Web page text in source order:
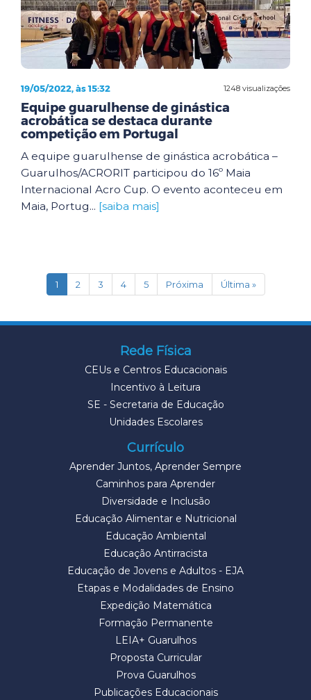
1248 visualizações
19/05/2022, às 15:32
Equipe guarulhense de ginástica
acrobática se destaca durante
competição em Portugal
A equipe guarulhense de ginástica acrobática –
Guarulhos/ACRORIT participou do 16º Maia
Internacional Acro Cup. O evento aconteceu em
Maia, Portug... [saiba mais]
1(current)
2 3 4 5 Próxima Última »
Rede Física
CEUs e Centros Educacionais
Incentivo à Leitura
SE - Secretaria de Educação
Unidades Escolares
Currículo
Aprender Juntos, Aprender Sempre
Caminhos para Aprender
Diversidade e Inclusão
Educação Alimentar e Nutricional
Educação Ambiental
Educação Antirracista
Educação de Jovens e Adultos - EJA
Etapas e Modalidades de Ensino
Expedição Matemática
Formação Permanente
LEIA+ Guarulhos
Proposta Curricular
Prova Guarulhos
Publicações Educacionais